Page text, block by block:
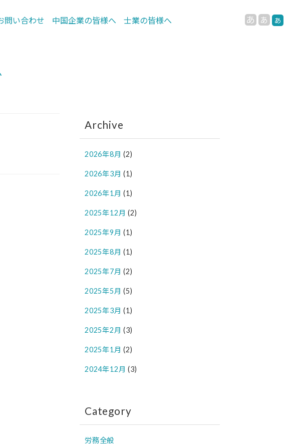
問い合わせ 中国企業の皆様へ 士業の皆様へ あ あ あ
Archive
2026年8月 (2)
2026年3月 (1)
2026年1月 (1)
2025年12月 (2)
2025年9月 (1)
2025年8月 (1)
2025年7月 (2)
2025年5月 (5)
2025年3月 (1)
2025年2月 (3)
2025年1月 (2)
2024年12月 (3)
Category
労務全般